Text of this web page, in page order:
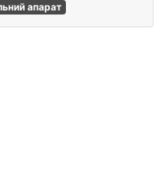
апарат